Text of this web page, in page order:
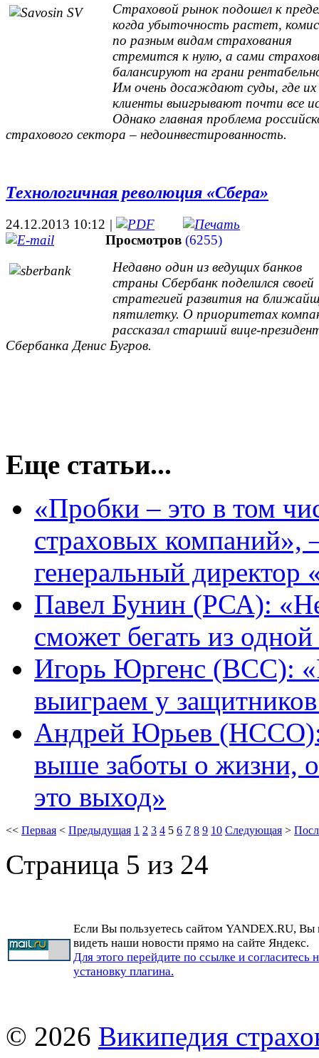
Страховой рынок подошел к
когда убыточность растет,
по разным видам страхования
стремится к нулю, а сами
балансируют на грани
Им очень досаждают суды, где их
клиенты выигрывают почти все
Однако главная проблема
страхового сектора – недоинвестированность.
Технологичная революция «Сбера»
24.12.2013 10:12 |
Просмотров (6255)
Недавно один из ведущих банков
страны Сбербанк поделился своей
стратегией развития на
пятилетку. О приоритетах
рассказал старший вице-
Сбербанка Денис Бугров.
Еще статьи...
«Пробки – это в том
страховых
генеральный директор
Павел Бунин (РСА):
сможет бегать из
Игорь Юргенс (ВСС):
выиграем у
Андрей Юрьев (НССО):
выше заботы о жизни,
это выход»
<< Первая < Предыдущая 1 2 3 4 5 6 7 8 9 10 Следующая >
Страница 5 из 24
Если Вы пользуетесь сайтом YANDEX.RU, Вы
видеть наши новости прямо на сайте Яндекс.
Для этого перейдите по ссылке и согласитесь
установку плагина.
© 2026 Википедия